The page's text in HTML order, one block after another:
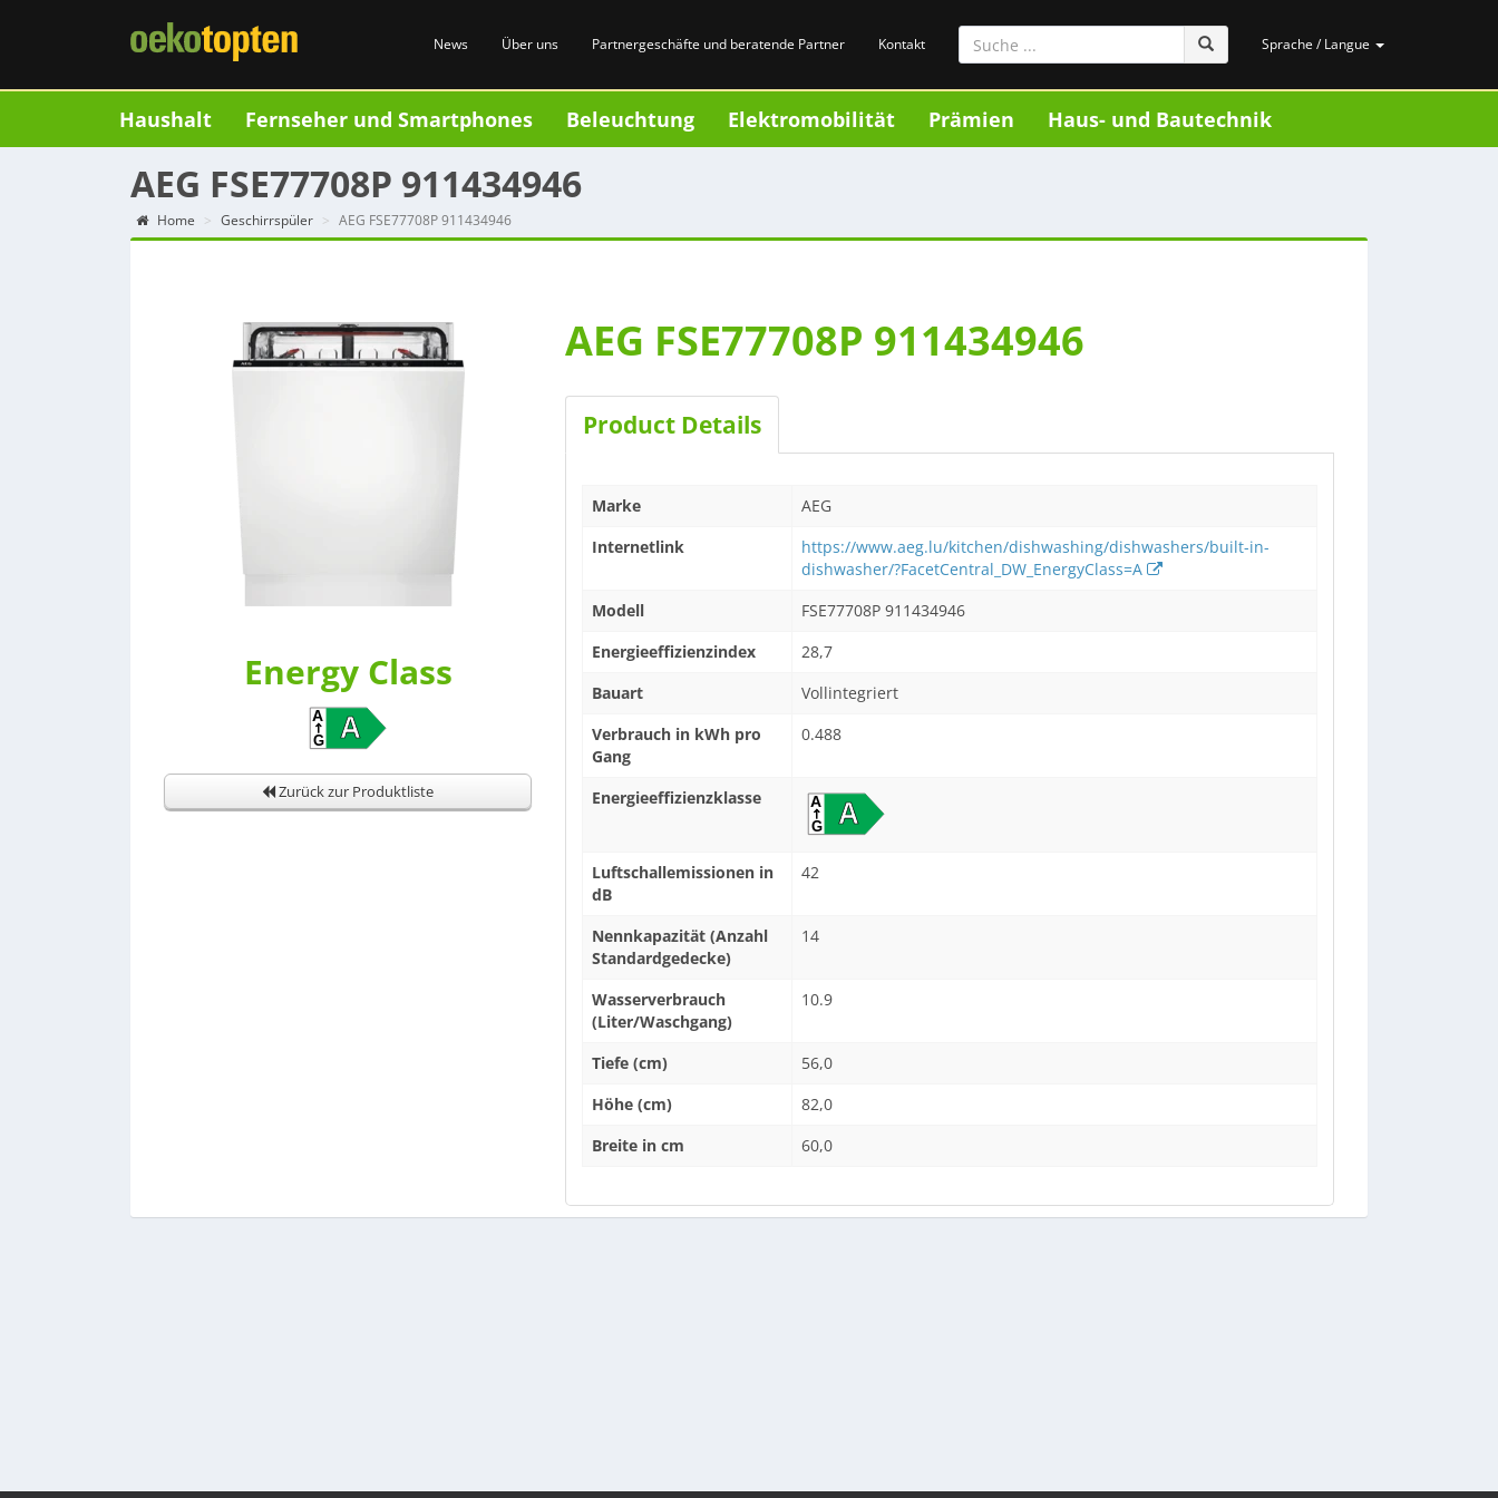
News Über uns Partnergeschäfte und beratende Partner Kontakt Sprache / Langue
Haushalt Fernseher und Smartphones Beleuchtung Elektromobilität Prämien Haus- und Bautechnik
AEG FSE77708P 911434946
Home Geschirrspüler AEG FSE77708P 911434946
Energy Class
Zurück zur Produktliste
AEG FSE77708P 911434946
Product Details
Marke
AEG
Internetlink
https://www.aeg.lu/kitchen/dishwashing/dishwashers/built-in-
dishwasher/?FacetCentral_DW_EnergyClass=A
Modell
FSE77708P 911434946
Energieeffizienzindex
28,7
Bauart
Vollintegriert
Verbrauch in kWh pro
Gang
0.488
Energieeffizienzklasse
Luftschallemissionen in
dB
42
Nennkapazität (Anzahl
Standardgedecke)
14
Wasserverbrauch
(Liter/Waschgang)
10.9
Tiefe (cm)
56,0
Höhe (cm)
82,0
Breite in cm
60,0